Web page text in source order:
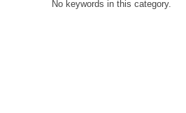
No keywords in this category.